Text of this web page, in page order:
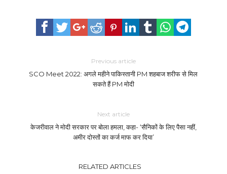
Previous article
SCO Meet 2022: अगले महीने पाकिस्तानी PM शहबाज शरीफ से मिल
सकते हैं PM मोदी
Next article
केजरीवाल ने मोदी सरकार पर बोला हमला, कहा- ‘सैनिकों के लिए पैसा नहीं,
अमीर दोस्तों का कर्ज माफ कर दिया’
RELATED ARTICLES